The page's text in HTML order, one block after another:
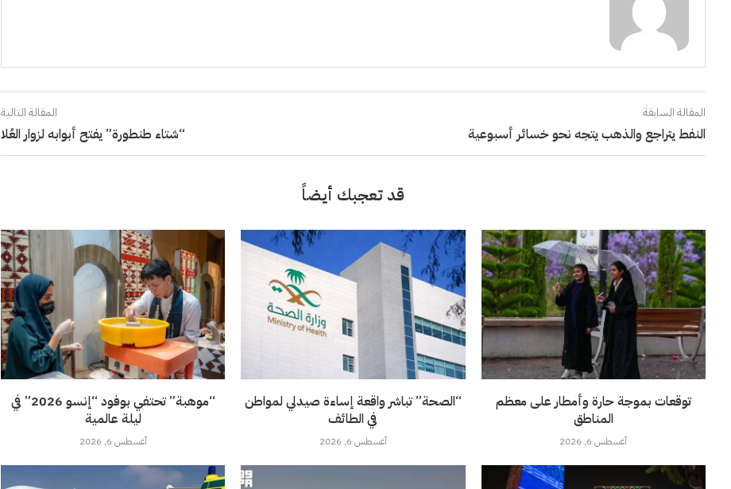
المقالة السابقة
النفط يتراجع والذهب يتجه نحو خسائر أسبوعية
المقالة التالية
“شتاء طنطورة” يفتح أبوابه لزوار العُلا
قد تعجبك أيضاً
“موهبة” تحتفي بوفود “إنسو 2026” في
ليلة عالمية
أغسطس 6, 2026
“الصحة” تباشر واقعة إساءة صيدلي لمواطن
في الطائف
أغسطس 6, 2026
توقعات بموجة حارة وأمطار على معظم
المناطق
أغسطس 6, 2026